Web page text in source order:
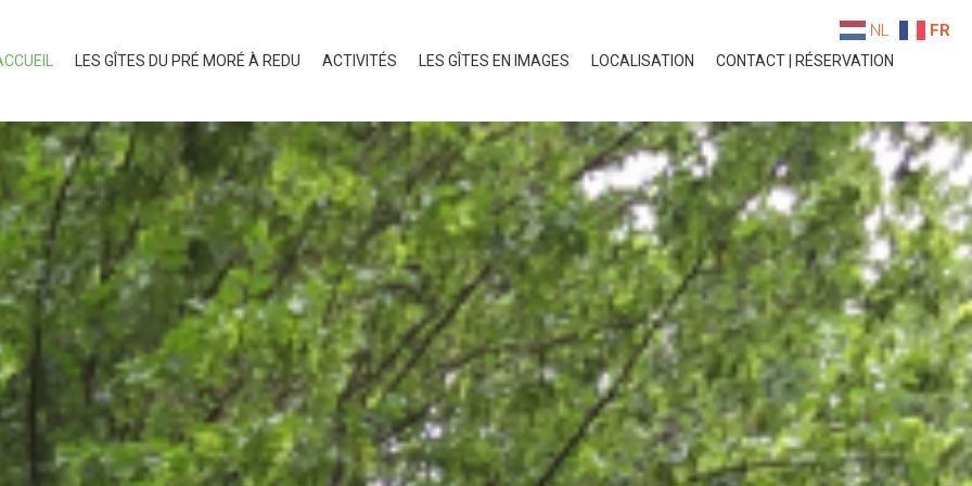
LES GÎTES DU PRÉ MORÉ À REDU ACTIVITÉS LES GÎTES EN IMAGES LOCALISATION CONTACT | RÉSERVATION
NL FR